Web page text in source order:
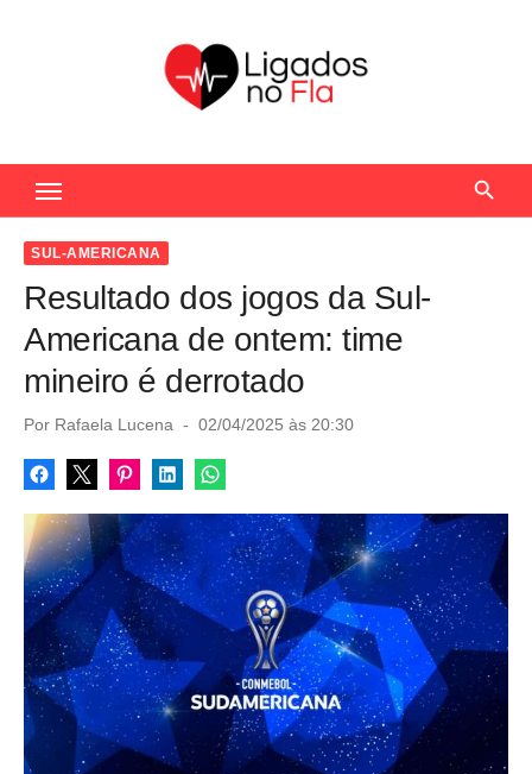
c
SUL-AMERICANA
Resultado dos jogos da Sul-
Americana de ontem: time
mineiro é derrotado
Por Rafaela Lucena
P
s
t
d
o
02/04/2025 às 20:30